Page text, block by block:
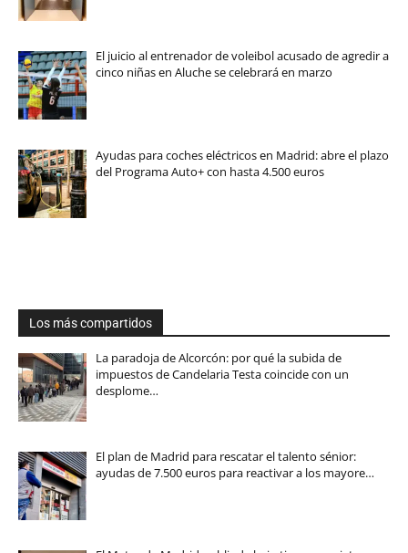
El juicio al entrenador de voleibol acusado de agredir a
cinco niñas en Aluche se celebrará en marzo
Ayudas para coches eléctricos en Madrid: abre el plazo
del Programa Auto+ con hasta 4.500 euros
Los más compartidos
La paradoja de Alcorcón: por qué la subida de
impuestos de Candelaria Testa coincide con un
desplome…
El plan de Madrid para rescatar el talento sénior:
ayudas de 7.500 euros para reactivar a los mayore…